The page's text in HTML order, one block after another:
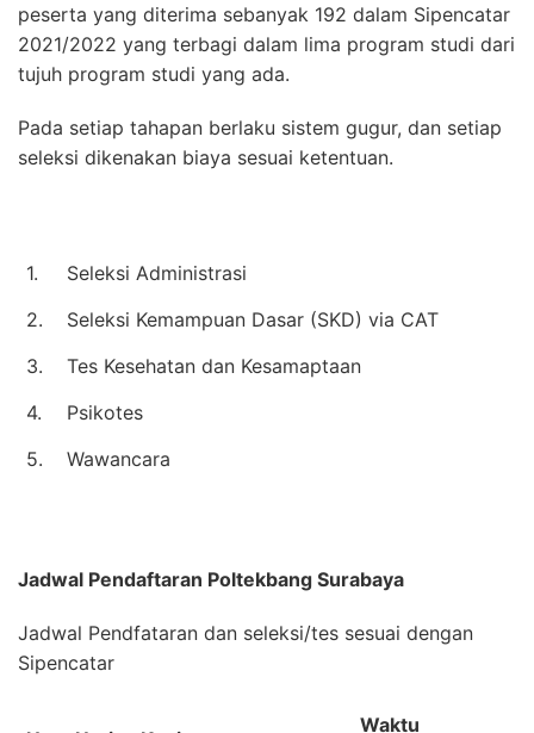
peserta yang diterima sebanyak 192 dalam Sipencatar
2021/2022 yang terbagi dalam lima program studi dari
tujuh program studi yang ada.
Pada setiap tahapan berlaku sistem gugur, dan setiap
seleksi dikenakan biaya sesuai ketentuan.
1.
Seleksi Administrasi
2.
Seleksi Kemampuan Dasar (SKD) via CAT
3.
Tes Kesehatan dan Kesamaptaan
4.
Psikotes
5.
Wawancara
Jadwal Pendaftaran Poltekbang Surabaya
Jadwal Pendfataran dan seleksi/tes sesuai dengan
Sipencatar
Waktu